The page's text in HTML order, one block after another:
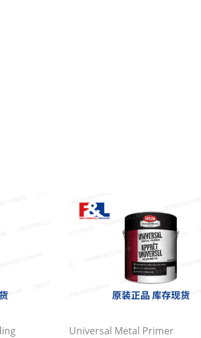
Universal Metal Primer